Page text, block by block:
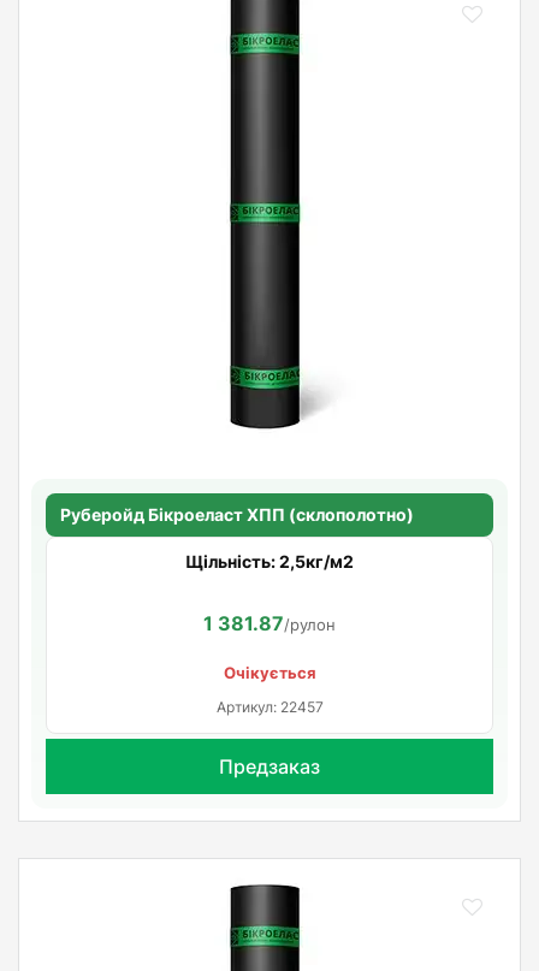
Руберойд Бiкроеласт ХПП (склополотно)
Щільність: 2,5кг/м2
1 381.87/рулон
Очікується
Артикул: 22457
Предзаказ